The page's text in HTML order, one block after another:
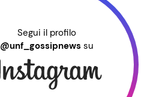
Segui il profilo
@unf_gossipnews su